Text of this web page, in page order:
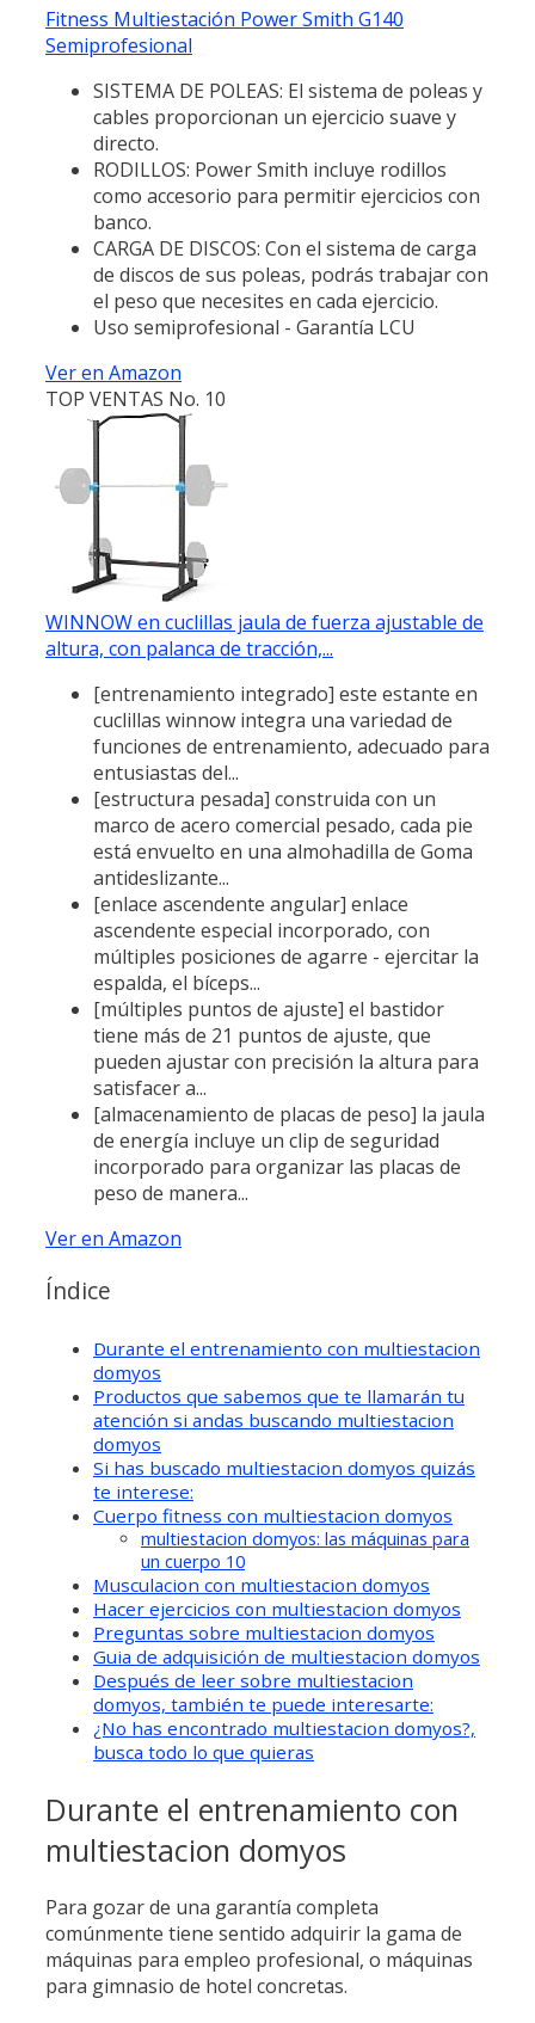
Fitness Multiestación Power Smith G140
Semiprofesional
SISTEMA DE POLEAS: El sistema de poleas y
cables proporcionan un ejercicio suave y
directo.
RODILLOS: Power Smith incluye rodillos
como accesorio para permitir ejercicios con
banco.
CARGA DE DISCOS: Con el sistema de carga
de discos de sus poleas, podrás trabajar con
el peso que necesites en cada ejercicio.
Uso semiprofesional - Garantía LCU
Ver en Amazon
TOP VENTAS No. 10
WINNOW en cuclillas jaula de fuerza ajustable de
altura, con palanca de tracción,...
[entrenamiento integrado] este estante en
cuclillas winnow integra una variedad de
funciones de entrenamiento, adecuado para
entusiastas del...
[estructura pesada] construida con un
marco de acero comercial pesado, cada pie
está envuelto en una almohadilla de Goma
antideslizante...
[enlace ascendente angular] enlace
ascendente especial incorporado, con
múltiples posiciones de agarre - ejercitar la
espalda, el bíceps...
[múltiples puntos de ajuste] el bastidor
tiene más de 21 puntos de ajuste, que
pueden ajustar con precisión la altura para
satisfacer a...
[almacenamiento de placas de peso] la jaula
de energía incluye un clip de seguridad
incorporado para organizar las placas de
peso de manera...
Ver en Amazon
Índice
Durante el entrenamiento con multiestacion
domyos
Productos que sabemos que te llamarán tu
atención si andas buscando multiestacion
domyos
Si has buscado multiestacion domyos quizás
te interese:
Cuerpo fitness con multiestacion domyos
multiestacion domyos: las máquinas para
un cuerpo 10
Musculacion con multiestacion domyos
Hacer ejercicios con multiestacion domyos
Preguntas sobre multiestacion domyos
Guia de adquisición de multiestacion domyos
Después de leer sobre multiestacion
domyos, también te puede interesarte:
¿No has encontrado multiestacion domyos?,
busca todo lo que quieras
Durante el entrenamiento con
multiestacion domyos
Para gozar de una garantía completa
comúnmente tiene sentido adquirir la gama de
máquinas para empleo profesional, o máquinas
para gimnasio de hotel concretas.